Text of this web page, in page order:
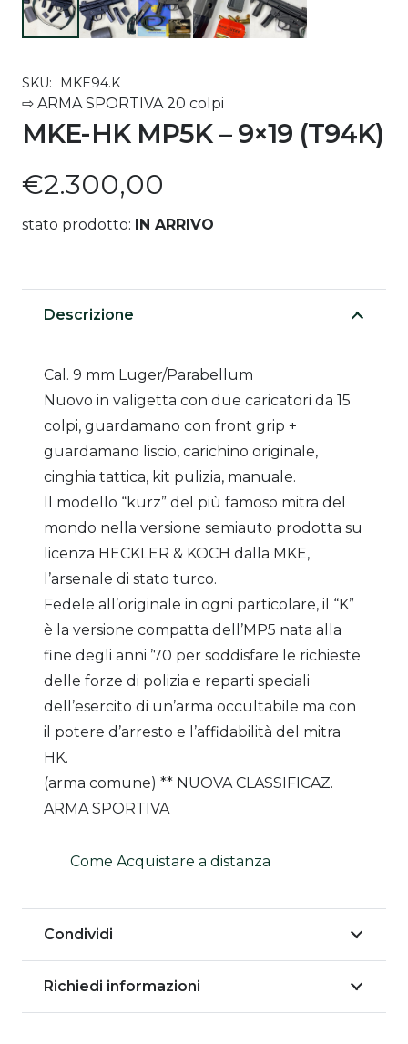
SKU: MKE94.K
⇨ ARMA SPORTIVA 20 colpi
MKE-HK MP5K – 9×19 (T94K)
€2.300,00
stato prodotto: IN ARRIVO
Descrizione
Cal. 9 mm Luger/Parabellum
Nuovo in valigetta con due caricatori da 15
colpi, guardamano con front grip +
guardamano liscio, carichino originale,
cinghia tattica, kit pulizia, manuale.
Il modello “kurz” del più famoso mitra del
mondo nella versione semiauto prodotta su
licenza HECKLER & KOCH dalla MKE,
l’arsenale di stato turco.
Fedele all’originale in ogni particolare, il “K”
è la versione compatta dell’MP5 nata alla
fine degli anni ’70 per soddisfare le richieste
delle forze di polizia e reparti speciali
dell’esercito di un’arma occultabile ma con
il potere d’arresto e l’affidabilità del mitra
HK.
(arma comune) ** NUOVA CLASSIFICAZ.
ARMA SPORTIVA
Come Acquistare a distanza
Condividi
Richiedi informazioni